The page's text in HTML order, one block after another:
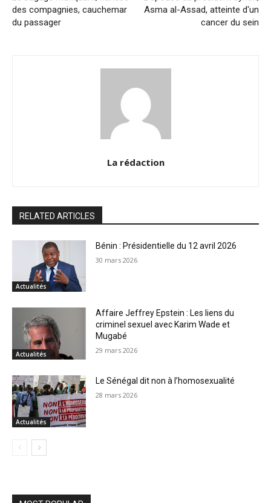
des compagnies, cauchemar
du passager
Asma al-Assad, atteinte d'un
cancer du sein
La rédaction
RELATED ARTICLES
Actualités
Bénin : Présidentielle du 12 avril 2026
30 mars 2026
Actualités
Affaire Jeffrey Epstein : Les liens du
criminel sexuel avec Karim Wade et
Mugabé
29 mars 2026
Actualités
Le Sénégal dit non à l’homosexualité
28 mars 2026